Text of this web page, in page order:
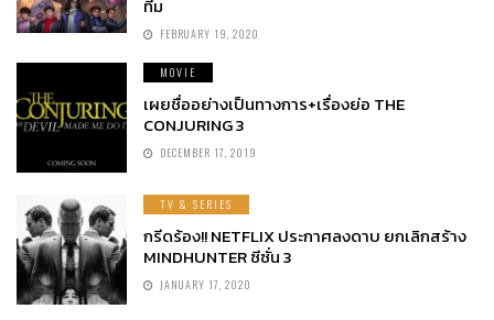
ทีม
FEBRUARY 19, 2020
MOVIE
เผยชื่ออย่างเป็นทางการ+เรื่องย่อ THE
CONJURING 3
DECEMBER 17, 2019
TV & SERIES
กรีดร้อง!! NETFLIX ประกาศลงดาบ ยกเลิกสร้าง
MINDHUNTER ซีซั่น 3
JANUARY 17, 2020